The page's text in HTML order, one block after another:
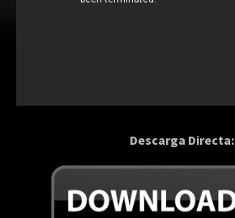
Descarga Directa: